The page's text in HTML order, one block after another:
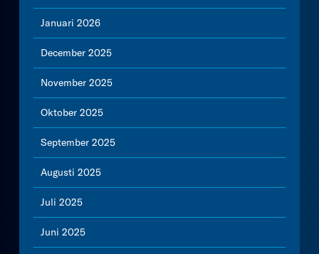
Januari 2026
December 2025
November 2025
Oktober 2025
September 2025
Augusti 2025
Juli 2025
Juni 2025